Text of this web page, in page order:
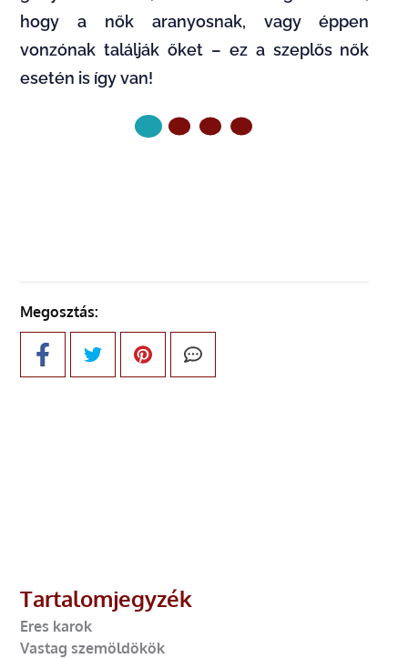
hogy a nők aranyosnak, vagy éppen
vonzónak találják őket – ez a szeplős nők
esetén is így van!
Megosztás:
Tartalomjegyzék
Eres karok
Vastag szemöldökök